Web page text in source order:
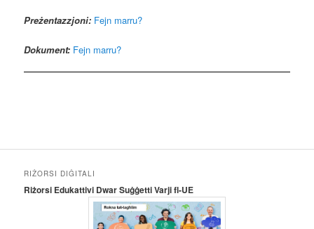
Preżentazzjoni: Fejn marru?
Dokument: Fejn marru?
RIŻORSI DIĠITALI
Riżorsi Edukattivi Dwar Suġġetti Varji fl-UE